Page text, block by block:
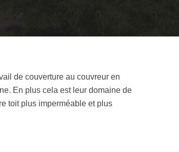
de couverture au couvreur en
En plus cela est leur domaine de
toit plus imperméable et plus